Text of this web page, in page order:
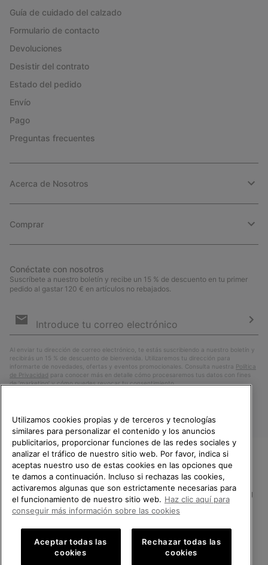
Guía de cuidado del calzado
Formulario de contacto
Devoluciones
Desistir del contrato
Estado del pedido
Envío
Pago
Preguntas frecuentes
Acerca de Nosotros
Comprar
Conéctate con nosotros
Suscríbete a nuestro boletín y recibe un 15 % de descuento en tu primer
pedido al gastar 120 € en artículos no rebajados.
de
Al enviar tu dirección de correo electrónico, te estás suscribiendo a nuestro boletín y
recibirás un 15 % de descuento de bienvenida. Utilizaremos tu dirección para
informarte de novedades, ofertas y eventos promocionales. Consulta nuestra Política
de Privacidad para conocer más en detalle cómo procesaremos tus datos con fines
de ’marketing’ y cómo puedes revocar tu consentimiento.
España
Política de Privacidad Condiciones De Uso Terminos de Venta
Cookies Impressum Public CBCR
TE DAMOS LA BIENVENIDA A
SOREL.
POR FAVOR, SELECCIONA TU
PAÍS.
Compras en línea disponibles
Utilizamos cookies propias y de terceros y tecnologías
similares para personalizar el contenido y los anuncios
publicitarios, proporcionar funciones de las redes sociales y
analizar el tráfico de nuestro sitio web. Por favor, indica si
aceptas nuestro uso de estas cookies en las opciones que
te damos a continuación. Incluso si rechazas las cookies,
activaremos algunas que son estrictamente necesarias para
el funcionamiento de nuestro sitio web. Haz clic aquí para
conseguir más información sobre las cookies
Aceptar todas las
cookies
Rechazar todas las
cookies